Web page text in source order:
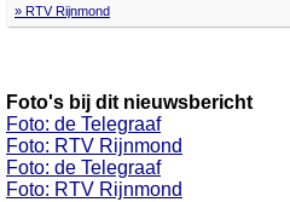
» RTV Rijnmond
Foto's bij dit nieuwsbericht
Foto: de Telegraaf
Foto: RTV Rijnmond
Foto: de Telegraaf
Foto: RTV Rijnmond